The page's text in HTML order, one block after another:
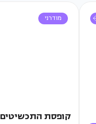
מודרני
קופסת התכשיטים